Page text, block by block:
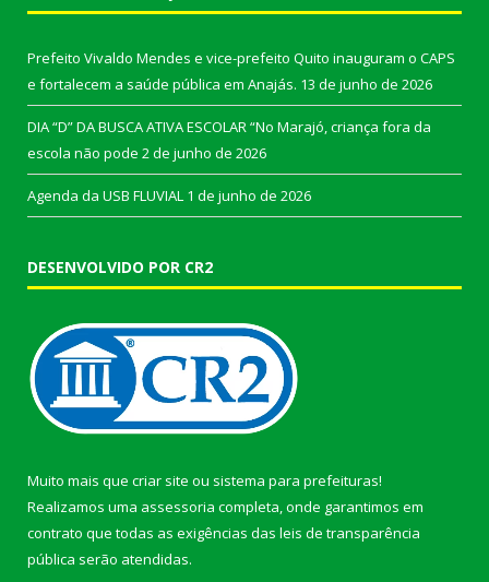
Prefeito Vivaldo Mendes e vice-prefeito Quito inauguram o CAPS
e fortalecem a saúde pública em Anajás. 13 de junho de 2026
DIA “D” DA BUSCA ATIVA ESCOLAR “No Marajó, criança fora da
escola não pode 2 de junho de 2026
Agenda da USB FLUVIAL 1 de junho de 2026
DESENVOLVIDO POR CR2
Muito mais que criar site ou sistema para prefeituras!
Realizamos uma assessoria completa, onde garantimos em
contrato que todas as exigências das leis de transparência
pública serão atendidas.